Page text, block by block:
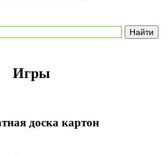
Игры
доска картон